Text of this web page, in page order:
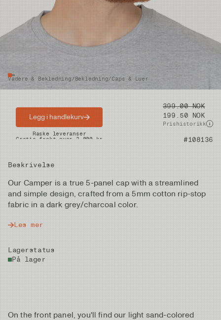
Vadere & Bekledning/Bekledning/Caps & Luer
Pris
399.00 NOK
199.50 NOK
Prishistorikk
Artikkelnummer #108136
Beskrivelse
Our Camper is a true 5-panel cap with a streamlined
and simple design, crafted from a 5mm cotton rip-stop
fabric in a dark grey/charcoal color.
Les mer
Lagerstatus
På lager
Legg i handlekurv
Raske leveranser
Gratis frakt over 2.000 kr
On the front panel, you'll find our light sand-colored